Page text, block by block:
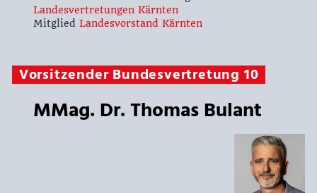
Landesvertretungen Kärnten
Mitglied Landesvorstand Kärnten
Vorsitzender Bundesvertretung 10
MMag. Dr. Thomas Bulant